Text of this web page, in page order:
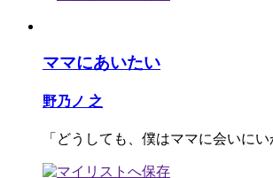
ママにあいたい
野乃ノ 之
「どうしても、僕はママに会いにい